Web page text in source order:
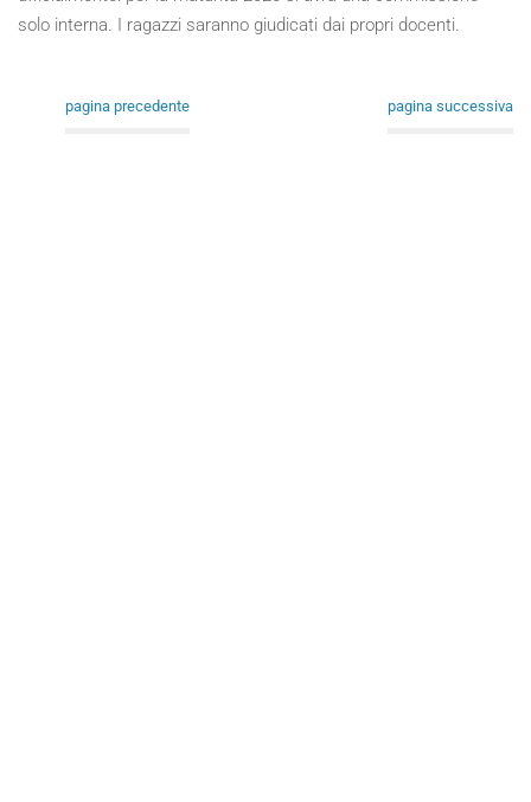
solo interna. I ragazzi saranno giudicati dai propri docenti.
pagina precedente pagina successiva